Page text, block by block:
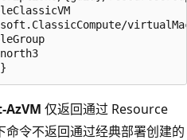
AzVM 仅返回通过 Resource
令不返回通过经典部署创建的